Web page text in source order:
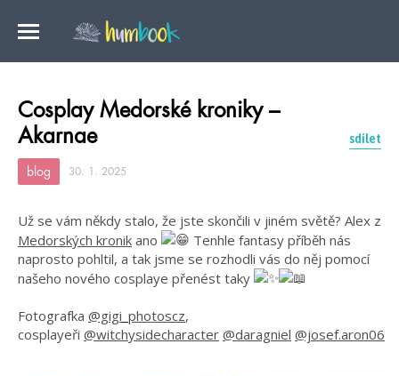
Cosplay Medorské kroniky –
Akarnae
sdílet
blog 30. 1. 2025
Už se vám někdy stalo, že jste skončili v jiném světě? Alex z
Medorských kronik ano
Tenhle fantasy příběh nás
naprosto pohltil, a tak jsme se rozhodli vás do něj pomocí
našeho nového cosplaye přenést taky
Fotografka @gigi_photoscz,
cosplayeři @witchysidecharacter @daragniel @josef.aron06